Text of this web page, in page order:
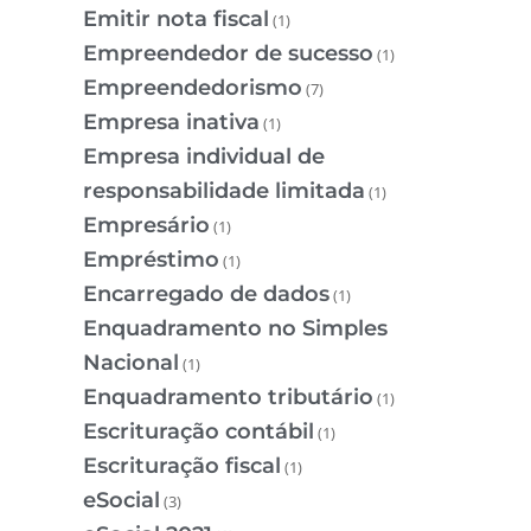
Emitir nota fiscal (1)
Empreendedor de sucesso (1)
Empreendedorismo (7)
Empresa inativa (1)
Empresa individual de
responsabilidade limitada (1)
Empresário (1)
Empréstimo (1)
Encarregado de dados(1)
Enquadramento no Simples
Nacional (1)
Enquadramento tributário (1)
Escrituração contábil (1)
Escrituração fiscal (1)
eSocial (3)